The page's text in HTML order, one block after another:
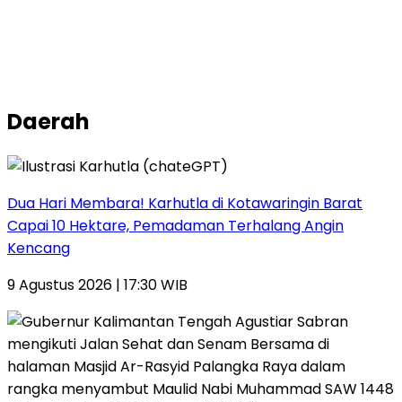
Daerah
Dua Hari Membara! Karhutla di Kotawaringin Barat
Capai 10 Hektare, Pemadaman Terhalang Angin
Kencang
9 Agustus 2026 | 17:30 WIB